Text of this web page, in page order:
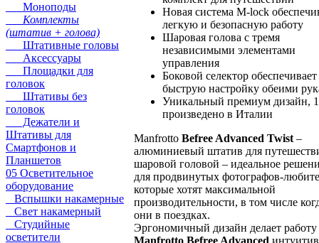
Моноподы
Комплекты
(штатив + голова)
Штативные головы
Аксессуары
Площадки для
головок
Штативы без
головок
Дежатели и
Штативы для
Смартфонов и
Планшетов
05 Осветительное
оборудование
Вспышки накамерные
Свет накамерный
Студийные
осветители
Новая система M-lock
легкую и безопасную работу
Шаровая голова с тремя
независимыми элементами
управления
Боковой селектор обеспечивает
быструю настройку обеими
Уникальный премиум дизайн,
произведено в Италии
Manfrotto Befree Advanced Twist –
алюминиевый штатив для
шаровой головой – идеальное
для продвинутых фотографов-
которые хотят максимальной
производительности, в том числе
они в поездках.
Эргономичный дизайн делает работу
Manfrotto Befree Advanced